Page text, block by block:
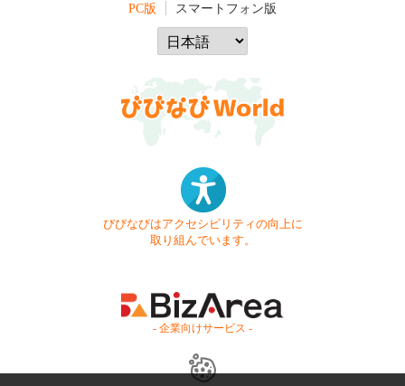
PC版 スマートフォン版
びびなびはアクセシビリティの向上に
取り組んでいます。
- 企業向けサービス -